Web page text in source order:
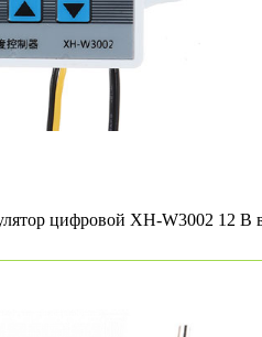
цифровой XH-W3002 12 В